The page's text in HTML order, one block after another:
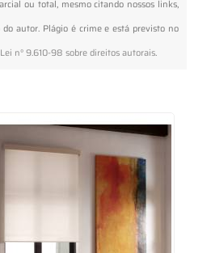
ou total, mesmo citando nossos links,
autor. Plágio é crime e está previsto no
Lei n° 9.610-98 sobre direitos autorais.